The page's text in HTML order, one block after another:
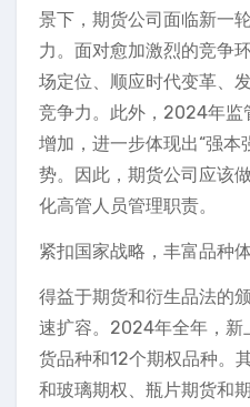
景下，期货公司面临新一
力。面对愈加激烈的竞争
场定位、顺应时代变革、
竞争力。此外，2024年监
增加，进一步体现出“强本
势。因此，期货公司应该
化高管人员管理职责。
紧扣国家战略，丰富品种
得益于期货和衍生品法的
速扩容。2024年全年，新
货品种和12个期权品种。
和玻璃期权、瓶片期货和